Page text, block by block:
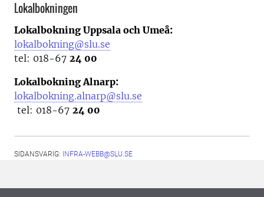
Lokalbokningen
Lokalbokning Uppsala och Umeå:
lokalbokning@slu.se
tel: 018-67 24 00
Lokalbokning Alnarp:
lokalbokning.alnarp@slu.se
tel: 018-67 24 00
SIDANSVARIG: INFRA-WEBB@SLU.SE